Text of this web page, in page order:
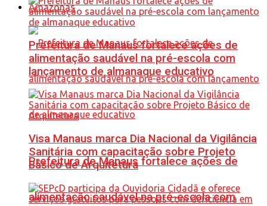
Amazonas
Prefeitura de Manaus fortalece ações de
alimentação saudável na pré-escola com
Prefeitura de Manaus fortalece ações de
alimentação saudável na pré-escola com
lançamento de almanaque educativo
Visa Manaus marca Dia Nacional da Vigilância
Sanitária com capacitação sobre Projeto
Básico de Arquitetura